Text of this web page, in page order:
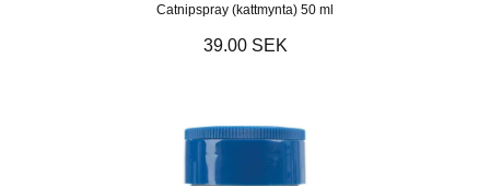
Catnipspray (kattmynta) 50 ml
39.00 SEK